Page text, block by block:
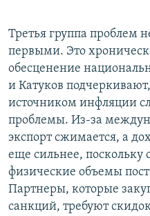
Третья группа проблем
первыми. Это
обесценение
и Катуков
источником инфляции
проблемы. Из-за
экспорт сжимается, а
еще сильнее, поскольку
физические объемы
Партнеры, которые
санкций, требуют